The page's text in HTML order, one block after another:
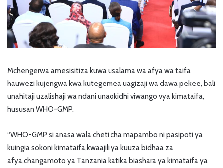
Mchengerwa amesisitiza kuwa usalama wa afya wa taifa
hauwezi kujengwa kwa kutegemea uagizaji wa dawa pekee, bali
unahitaji uzalishaji wa ndani unaokidhi viwango vya kimataifa,
hususan WHO-GMP.
“WHO-GMP si anasa wala cheti cha mapambo ni pasipoti ya
kuingia sokoni kimataifa,kwaajili ya kuuza bidhaa za
afya,changamoto ya Tanzania katika biashara ya kimataifa ya